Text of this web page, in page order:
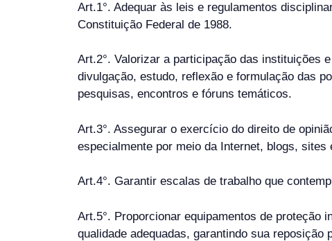
Art.1°. Adequar às leis e regulamentos
Constituição Federal de 1988.
Art.2°. Valorizar a participação das instituições
divulgação, estudo, reflexão e formulação das
pesquisas, encontros e fóruns temáticos.
Art.3°. Assegurar o exercício do direito de
especialmente por meio da Internet, blogs,
Art.4°. Garantir escalas de trabalho que
Art.5°. Proporcionar equipamentos de proteção
qualidade adequadas, garantindo sua